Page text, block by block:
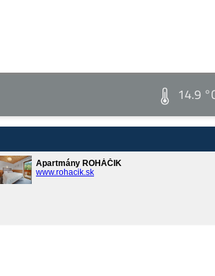
14.9
Apartmány ROHÁČIK
www.rohacik.sk